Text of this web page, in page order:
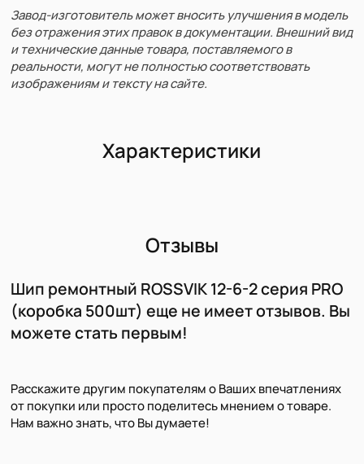
Завод-изготовитель может вносить улучшения в модель
без отражения этих правок в документации. Внешний вид
и технические данные товара, поставляемого в
реальности, могут не полностью соответствовать
изображениям и тексту на сайте.
Характеристики
Отзывы
Шип ремонтный ROSSVIK 12-6-2 серия PRO
(коробка 500шт) еще не имеет отзывов. Вы
можете стать первым!
Расскажите другим покупателям о Ваших впечатлениях
от покупки или просто поделитесь мнением о товаре.
Нам важно знать, что Вы думаете!